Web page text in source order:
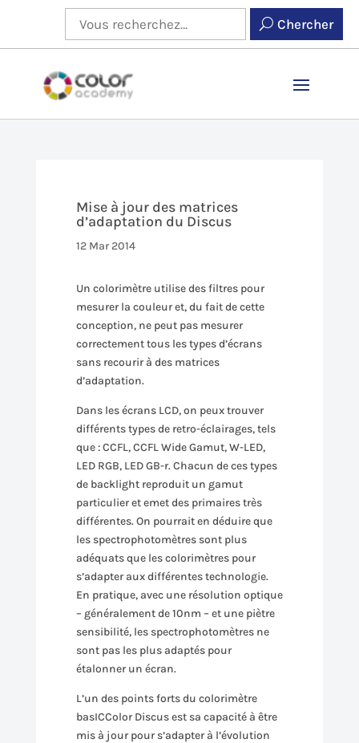
Chercher
Mise à jour des matrices
d’adaptation du Discus
12 Mar 2014
Un colorimètre utilise des filtres pour
mesurer la couleur et, du fait de cette
conception, ne peut pas mesurer
correctement tous les types d’écrans
sans recourir à des matrices
d’adaptation.
Dans les écrans LCD, on peux trouver
différents types de retro-éclairages, tels
que : CCFL, CCFL Wide Gamut, W-LED,
LED RGB, LED GB-r. Chacun de ces types
de backlight reproduit un gamut
particulier et emet des primaires très
différentes. On pourrait en déduire que
les spectrophotomètres sont plus
adéquats que les colorimètres pour
s’adapter aux différentes technologie.
En pratique, avec une résolution optique
– généralement de 10nm – et une piètre
sensibilité, les spectrophotomètres ne
sont pas les plus adaptés pour
étalonner un écran.
L’un des points forts du colorimètre
basICColor Discus est sa capacité à être
mis à jour pour s’adapter à l’évolution